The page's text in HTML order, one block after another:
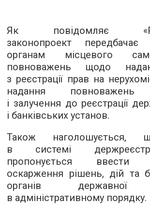
Як повідомляє «
законопроект передбачає
органам місцевого
повноважень щодо
з реєстрації прав на
надання повноважень
і залучення до реєстрації
і банківських установ.
Також наголошується,
в системі
пропонується ввести
оскарження рішень, дій та
органів державної
в адміністративному порядку.